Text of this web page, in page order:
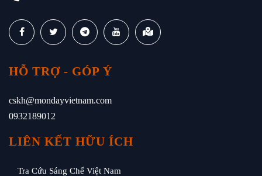
HỖ TRỢ - GÓP Ý
cskh@mondayvietnam.com
0932189012
LIÊN KẾT HỮU ÍCH
Tra Cứu Sáng Chế Việt Nam